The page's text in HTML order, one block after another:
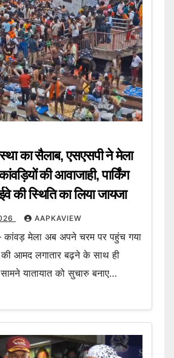
का सैलाब, एसएसपी ने मेला
की आवाजाही, पार्किंग
की स्थिति का लिया जायजा
AAPKAVIEW
कांवड़ मेला अब अपने चरम पर पहुंच गया
आमद लगातार बढ़ने के साथ ही
यातायात को सुचारु बनाए…